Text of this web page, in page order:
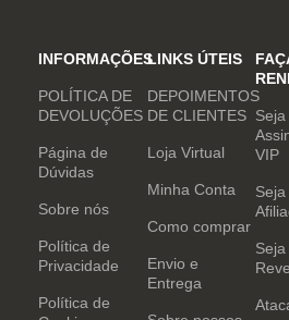
INFORMAÇÕES
POLÍTICA DE
DEVOLUÇÕES
Página de
Dúvidas
Sobre nós
Política de
Privacidade
Política de
LINKS ÚTEIS
DEPOIMENTOS
DE CLIENTES
Loja Virtual
Minha Conta
Como comprar
Envio e
Entrega
Seja
VIP
Seja
Seja